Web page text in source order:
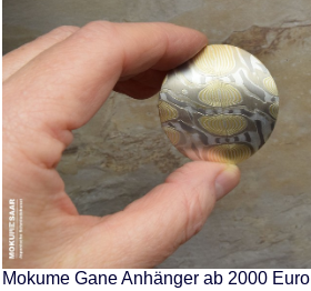
Mokume Gane Anhänger ab 2000 Euro